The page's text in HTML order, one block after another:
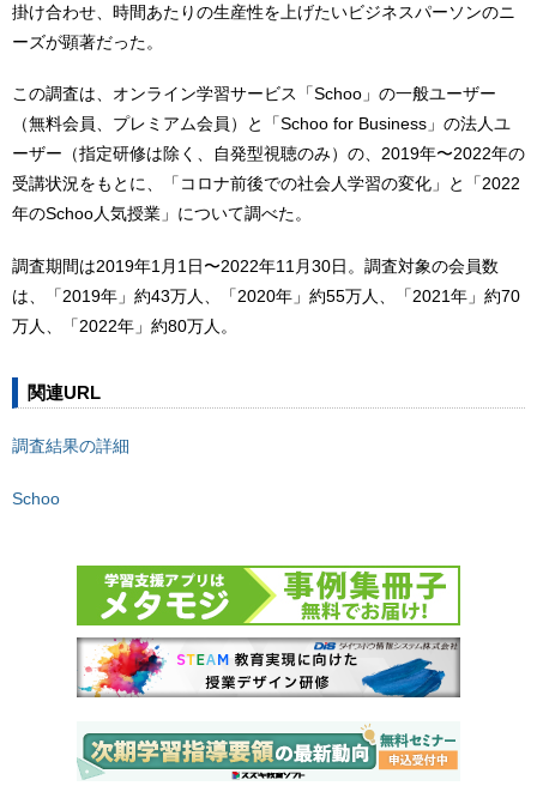
掛け合わせ、時間あたりの生産性を上げたいビジネスパーソンのニ
ーズが顕著だった。
この調査は、オンライン学習サービス「Schoo」の一般ユーザー
（無料会員、プレミアム会員）と「Schoo for Business」の法人ユ
ーザー（指定研修は除く、自発型視聴のみ）の、2019年〜2022年の
受講状況をもとに、「コロナ前後での社会人学習の変化」と「2022
年のSchoo人気授業」について調べた。
調査期間は2019年1月1日〜2022年11月30日。調査対象の会員数
は、「2019年」約43万人、「2020年」約55万人、「2021年」約70
万人、「2022年」約80万人。
関連URL
調査結果の詳細
Schoo